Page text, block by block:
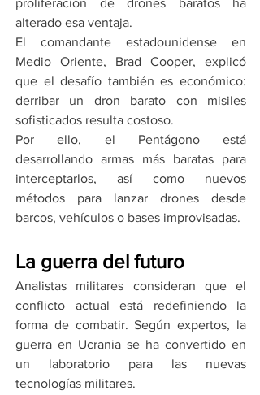
proliferación de drones baratos ha
alterado esa ventaja.
El comandante estadounidense en
Medio Oriente, Brad Cooper, explicó
que el desafío también es económico:
derribar un dron barato con misiles
sofisticados resulta costoso.
Por ello, el Pentágono está
desarrollando armas más baratas para
interceptarlos, así como nuevos
métodos para lanzar drones desde
barcos, vehículos o bases improvisadas.
La guerra del futuro
Analistas militares consideran que el
conflicto actual está redefiniendo la
forma de combatir. Según expertos, la
guerra en Ucrania se ha convertido en
un laboratorio para las nuevas
tecnologías militares.